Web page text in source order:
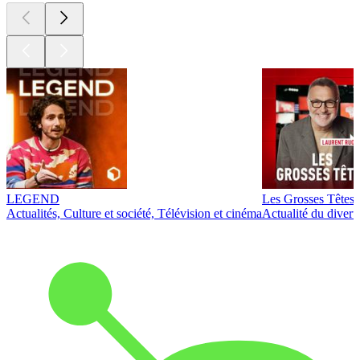
LEGEND
Actualités, Culture et société, Télévision et cinéma
Les Grosses Têtes
Actualité du